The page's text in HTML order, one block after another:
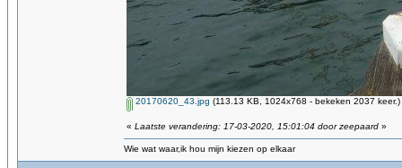
20170620_43.jpg (113.13 KB, 1024x768 - bekeken 2037 keer.)
« Laatste verandering: 17-03-2020, 15:01:04 door zeepaard »
Wie wat waar,ik hou mijn kiezen op elkaar